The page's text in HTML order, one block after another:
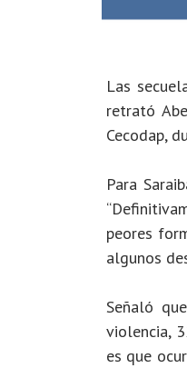
Las
retrató
Cecodap,
Para
peores
algunos
Señaló
violencia,
es que